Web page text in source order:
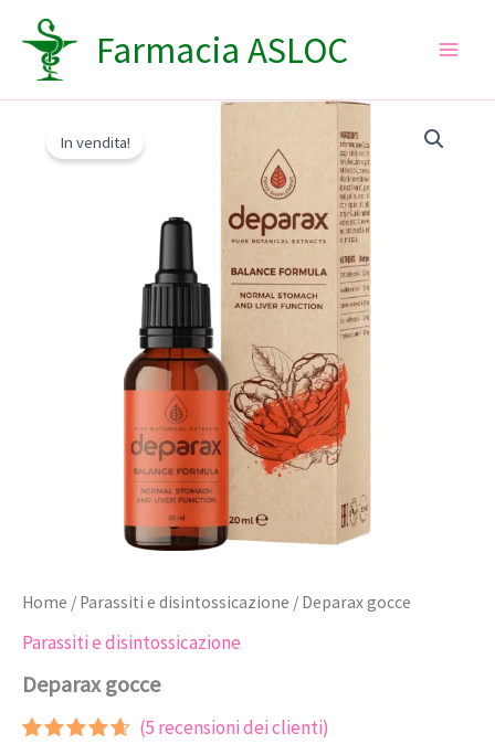
contenuto
Farmacia ASLOC
In vendita!
Home / Parassiti e disintossicazione / Deparax gocce
Parassiti e disintossicazione
Deparax gocce
(5 recensioni dei clienti)